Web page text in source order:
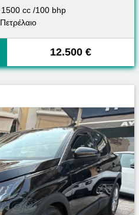
1500 cc /100 bhp
Πετρέλαιο
12.500 €